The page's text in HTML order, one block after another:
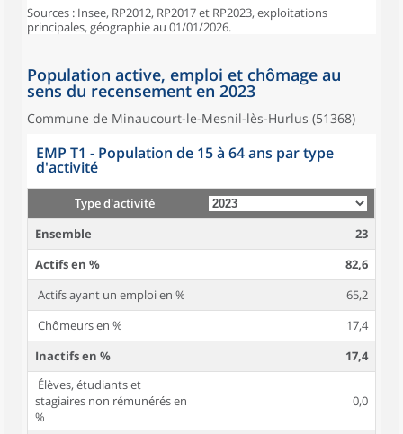
Sources : Insee, RP2012, RP2017 et RP2023, exploitations
principales, géographie au 01/01/2026.
Population active, emploi et chômage au
sens du recensement en 2023
Commune de Minaucourt-le-Mesnil-lès-Hurlus (51368)
EMP T1 - Population de 15 à 64 ans par type
d'activité
Type d'activité
Ensemble
23
Actifs en %
82,6
Actifs ayant un emploi en %
65,2
Chômeurs en %
17,4
Inactifs en %
17,4
Élèves, étudiants et
stagiaires non rémunérés en
%
0,0